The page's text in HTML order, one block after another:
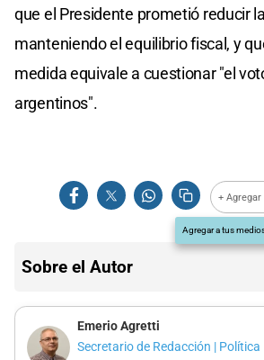
que el Presidente prometió reducir
manteniendo el equilibrio fiscal, y
medida equivale a cuestionar "el
argentinos".
+
Agregar a tus
Sobre el Autor
Emerio Agretti
Secretario de Redacción | Política